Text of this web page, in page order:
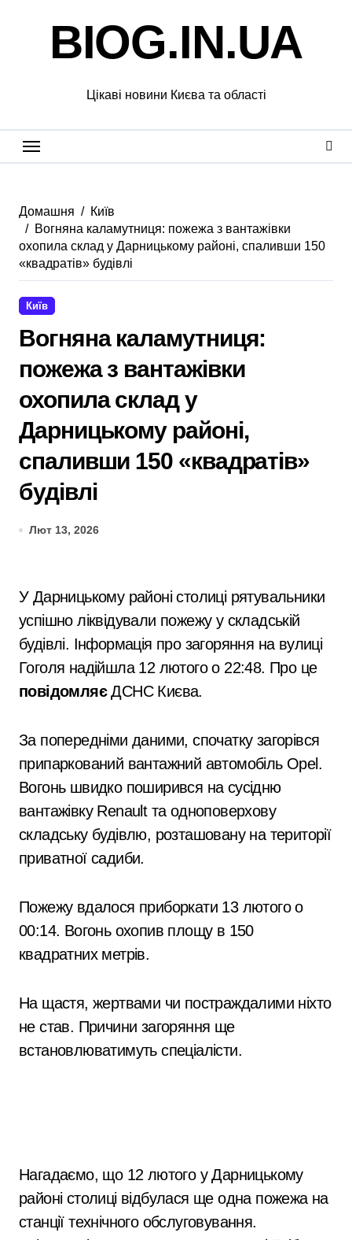
BIOG.IN.UA
Цікаві новини Києва та області
Домашня
Київ
Вогняна каламутниця: пожежа з вантажівки
охопила склад у Дарницькому районі, спаливши 150
«квадратів» будівлі
Київ
Вогняна каламутниця:
пожежа з вантажівки
охопила склад у
Дарницькому районі,
спаливши 150 «квадратів»
будівлі
Лют 13, 2026
У Дарницькому районі столиці рятувальники
успішно ліквідували пожежу у складській
будівлі. Інформація про загоряння на вулиці
Гоголя надійшла 12 лютого о 22:48. Про це
повідомляєДСНС Києва.
За попередніми даними, спочатку загорівся
припаркований вантажний автомобіль Opel.
Вогонь швидко поширився на сусідню
вантажівку Renault та одноповерхову
складську будівлю, розташовану на території
приватної садиби.
Пожежу вдалося приборкати 13 лютого о
00:14. Вогонь охопив площу в 150
квадратних метрів.
На щастя, жертвами чи постраждалими ніхто
не став. Причини загоряння ще
встановлюватимуть спеціалісти.
Нагадаємо, що 12 лютого у Дарницькому
районі столиці відбулася ще одна пожежа на
станції технічного обслуговування.